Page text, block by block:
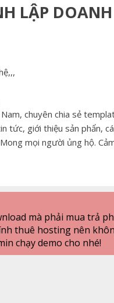
LẬP
chuyên chia sẻ
tức, giới thiệu sản phẩn,
mọi người ủng hộ.
mà phải mua trả
thuê hosting nên
chạy demo cho nhé!